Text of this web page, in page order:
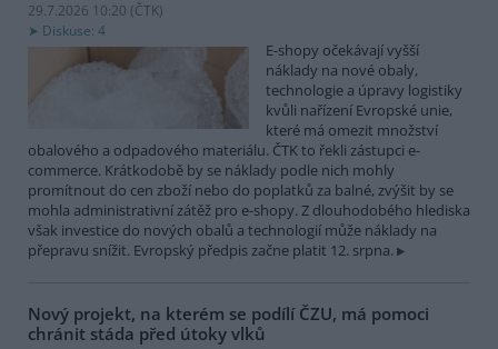
29.7.2026 10:20 (ČTK)
Diskuse: 4
E-shopy očekávají vyšší
náklady na nové obaly,
technologie a úpravy logistiky
kvůli nařízení Evropské unie,
které má omezit množství
obalového a odpadového materiálu. ČTK to řekli zástupci e-
commerce. Krátkodobě by se náklady podle nich mohly
promítnout do cen zboží nebo do poplatků za balné, zvýšit by se
mohla administrativní zátěž pro e-shopy. Z dlouhodobého hlediska
však investice do nových obalů a technologií může náklady na
přepravu snížit. Evropský předpis začne platit 12. srpna.
Nový projekt, na kterém se podílí ČZU, má pomoci
chránit stáda před útoky vlků